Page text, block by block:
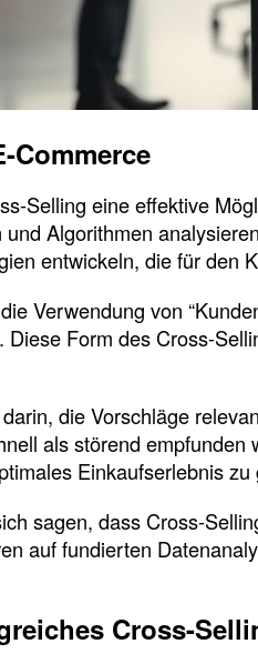
Commerce
Selling eine effektive
Algorithmen
entwickeln, die für den
Verwendung von
Form des Cross-
die Vorschläge
als störend
Einkaufserlebnis
sagen, dass Cross-
auf fundierten
Cross-